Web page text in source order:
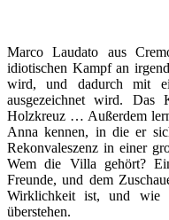
Marco Laudato aus
idiotischen Kampf an
wird, und dadurch mit
ausgezeichnet wird. Das
Holzkreuz … Außerdem
Anna kennen, in die er
Rekonvaleszenz in einer
Wem die Villa gehört?
Freunde, und dem
Wirklichkeit ist, und wie
überstehen.